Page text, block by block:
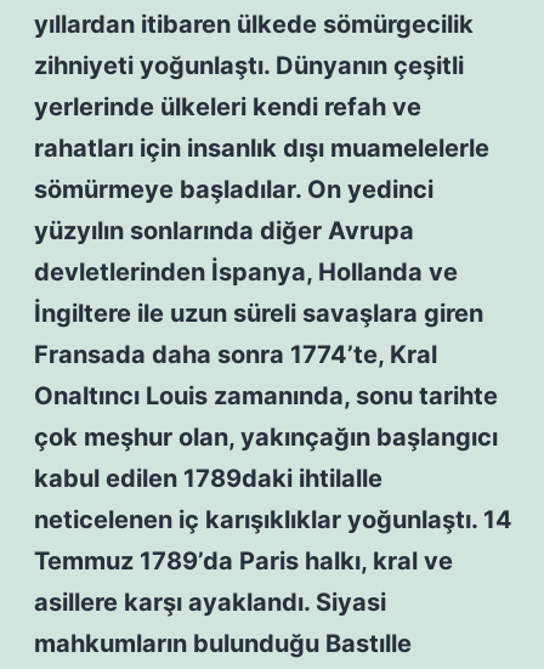
yıllardan itibaren ülkede sömürgecilik
zihniyeti yoğunlaştı. Dünyanın çeşitli
yerlerinde ülkeleri kendi refah ve
rahatları için insanlık dışı muamelelerle
sömürmeye başladılar. On yedinci
yüzyılın sonlarında diğer Avrupa
devletlerinden İspanya, Hollanda ve
İngiltere ile uzun süreli savaşlara giren
Fransada daha sonra 1774’te, Kral
Onaltıncı Louis zamanında, sonu tarihte
çok meşhur olan, yakınçağın başlangıcı
kabul edilen 1789daki ihtilalle
neticelenen iç karışıklıklar yoğunlaştı. 14
Temmuz 1789’da Paris halkı, kral ve
asillere karşı ayaklandı. Siyasi
mahkumların bulunduğu Bastılle